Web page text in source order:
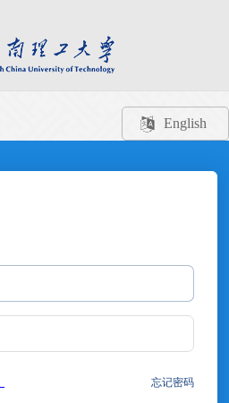
English
忘记密码